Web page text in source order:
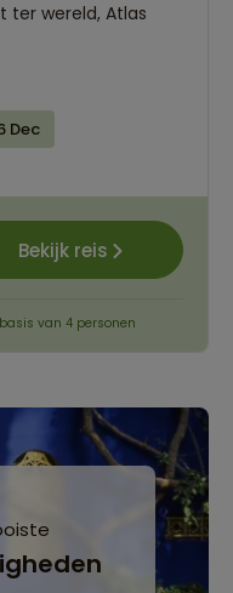
ter wereld, Atlas
Dec
Bekijk reis
van 4 personen